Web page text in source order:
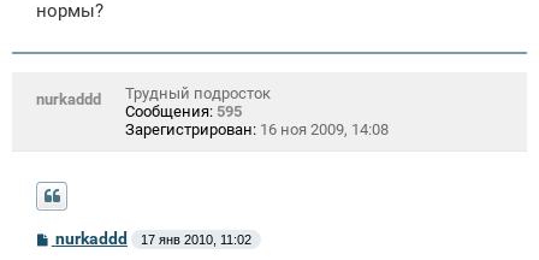
нормы?
nurkaddd
Трудный подросток
Сообщения: 595
Зарегистрирован: 16 ноя 2009, 14:08
Сnurkaddd 17 янв 2010, 11:02